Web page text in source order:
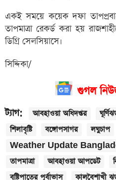
একই সময়ে কয়েক দফা
তাপমাত্রা রেকর্ড করা হয়
ডিগ্রি সেলসিয়াসে।
সিদ্দিকা/
গুগল
ট্যাগ: আবহাওয়া অধিদপ্তর
শিলাবৃষ্টি
বঙ্গোপসাগর
লঘুচাপ
Weather Update
তাপমাত্রা
আবহাওয়া আপডেট
বৃষ্টিপাতের পূর্বাভাস
কালবৈশাখী